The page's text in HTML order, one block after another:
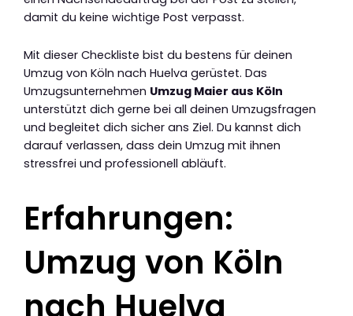
damit du keine wichtige Post verpasst.
Mit dieser Checkliste bist du bestens für deinen
Umzug von Köln nach Huelva gerüstet. Das
Umzugsunternehmen Umzug Maier aus Köln
unterstützt dich gerne bei all deinen Umzugsfragen
und begleitet dich sicher ans Ziel. Du kannst dich
darauf verlassen, dass dein Umzug mit ihnen
stressfrei und professionell abläuft.
Erfahrungen:
Umzug von Köln
nach Huelva